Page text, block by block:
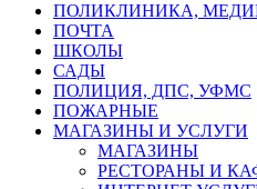
ПОЛИКЛИНИКА,
ПОЧТА
ШКОЛЫ
САДЫ
ПОЛИЦИЯ, ДПС, УФМС
ПОЖАРНЫЕ
МАГАЗИНЫ И УСЛУГИ
МАГАЗИНЫ
РЕСТОРАНЫ И